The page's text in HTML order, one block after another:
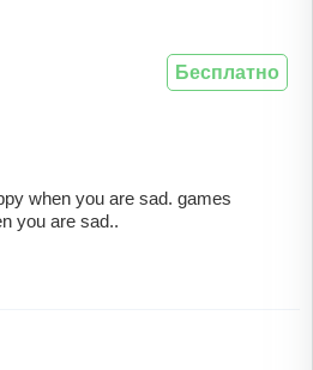
when you are sad. games
you are sad..
Бесплатно